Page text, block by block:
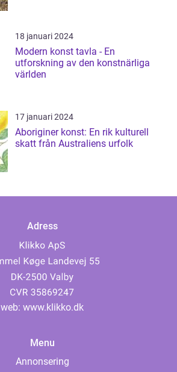
18 januari 2024
Modern konst tavla - En
utforskning av den konstnärliga
världen
17 januari 2024
Aboriginer konst: En rik kulturell
skatt från Australiens urfolk
Adress
web: www.klikko.dk
Menu
Annonsering